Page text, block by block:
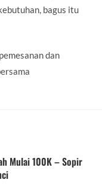
bagus itu
dan
Mulai 100K – Sopir